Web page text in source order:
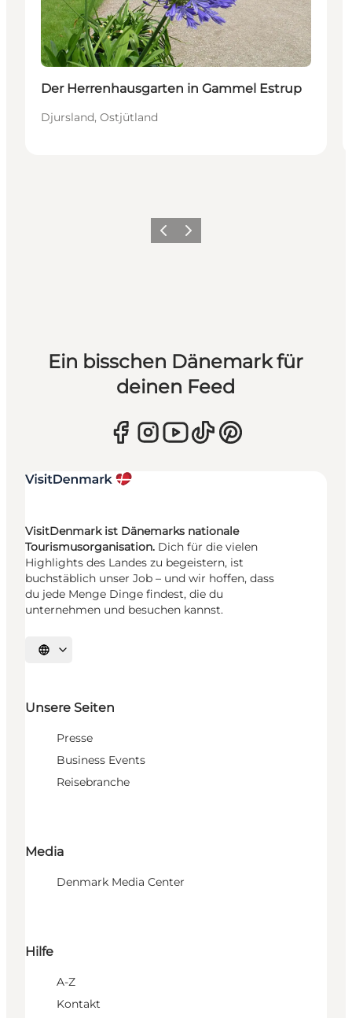
Der Herrenhausgarten in Gammel Estrup
Djursland, Ostjütland
ZurückWeiter
Ein bisschen Dänemark für
deinen Feed
VisitDenmark ist Dänemarks nationale
Tourismusorganisation. Dich für die vielen
Highlights des Landes zu begeistern, ist
buchstäblich unser Job – und wir hoffen, dass
du jede Menge Dinge findest, die du
unternehmen und besuchen kannst.
Sprache auswählen
Unsere Seiten
Presse
Business Events
Reisebranche
Media
Denmark Media Center
Hilfe
A-Z
Kontakt